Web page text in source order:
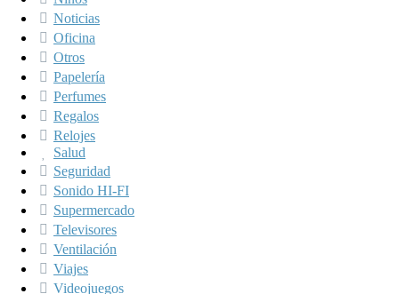
Noticias
Oficina
Otros
Papelería
Perfumes
Regalos
Relojes
Salud
Seguridad
Sonido HI-FI
Supermercado
Televisores
Ventilación
Viajes
Videojuegos